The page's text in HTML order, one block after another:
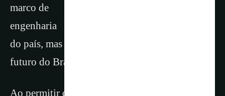
marco de
engenharia
do país, mas um catalisador estratégico para o
futuro do Brasil.
Ao permitir que cientistas analisem materiais em